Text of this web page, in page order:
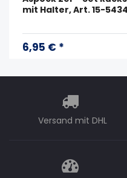
mit Halter, Art. 15-
6,95 € *
Versand mit DHL